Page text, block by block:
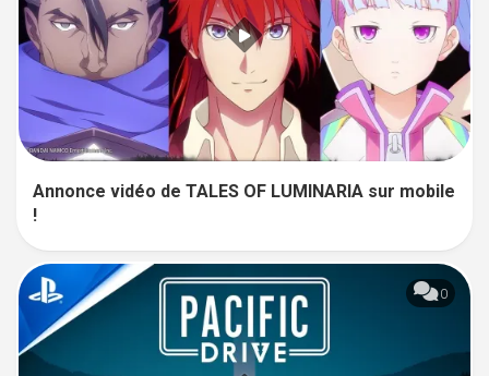
Annonce vidéo de TALES OF LUMINARIA sur mobile
!
0